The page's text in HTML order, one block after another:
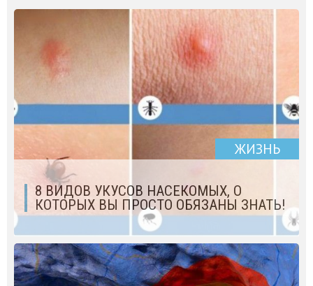
ЖИЗНЬ
8 ВИДОВ УКУСОВ НАСЕКОМЫХ, О
КОТОРЫХ ВЫ ПРОСТО ОБЯЗАНЫ ЗНАТЬ!